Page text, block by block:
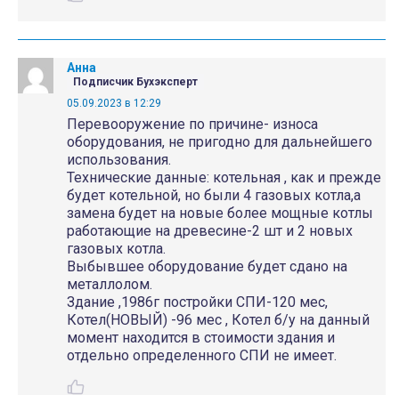
Анна
Подписчик Бухэксперт
05.09.2023 в 12:29
Перевооружение по причине- износа
оборудования, не пригодно для дальнейшего
использования.
Технические данные: котельная , как и прежде
будет котельной, но были 4 газовых котла,а
замена будет на новые более мощные котлы
работающие на древесине-2 шт и 2 новых
газовых котла.
Выбывшее оборудование будет сдано на
металлолом.
Здание ,1986г постройки СПИ-120 мес,
Котел(НОВЫЙ) -96 мес , Котел б/у на данный
момент находится в стоимости здания и
отдельно определенного СПИ не имеет.